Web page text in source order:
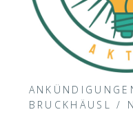
BRUCKHÄUSL
/